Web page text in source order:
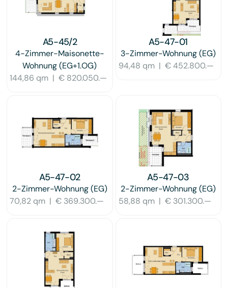
A5-45/2
4-Zimmer-Maisonette-
Wohnung(EG+1.OG)
144,86 qm |€ 820.050.—
A5-47-01
3-Zimmer-Wohnung(EG)
94,48 qm| € 452.800.—
A5-47-02
2-Zimmer-Wohnung(EG)
70,82 qm |€ 369.300.—
A5-47-03
2-Zimmer-Wohnung(EG)
58,88 qm| € 301.300.—